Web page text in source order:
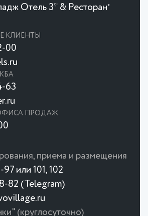
Отель 3* & Ресторан★
КЛИЕНТЫ
00
63
ПРОДАЖ
приема и размещения
или 101, 102
82 (Telegram)
(круглосуточно)